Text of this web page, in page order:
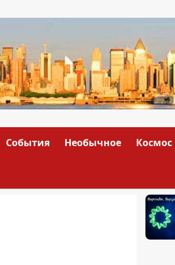
События Необычное Космос